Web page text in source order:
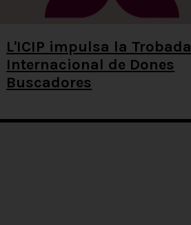
L'ICIP impulsa la Trobada
Internacional de Dones
Buscadores